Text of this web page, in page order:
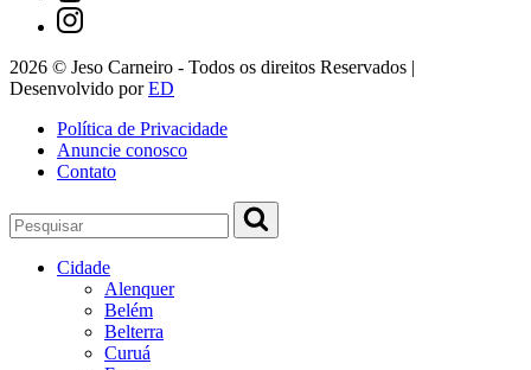
2026 © Jeso Carneiro - Todos os direitos Reservados |
Desenvolvido porED
Política de Privacidade
Anuncie conosco
Contato
Cidade
Alenquer
Belém
Belterra
Curuá